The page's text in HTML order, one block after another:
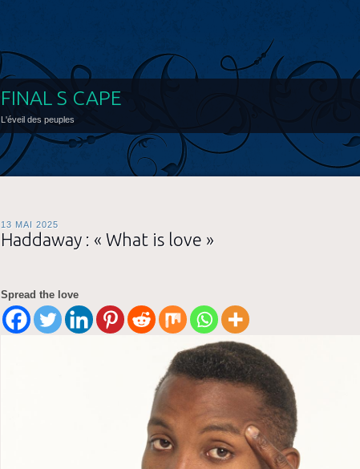
FINAL S CAPE
L'éveil des peuples
13 MAI 2025
Haddaway : « What is love »
Spread the love